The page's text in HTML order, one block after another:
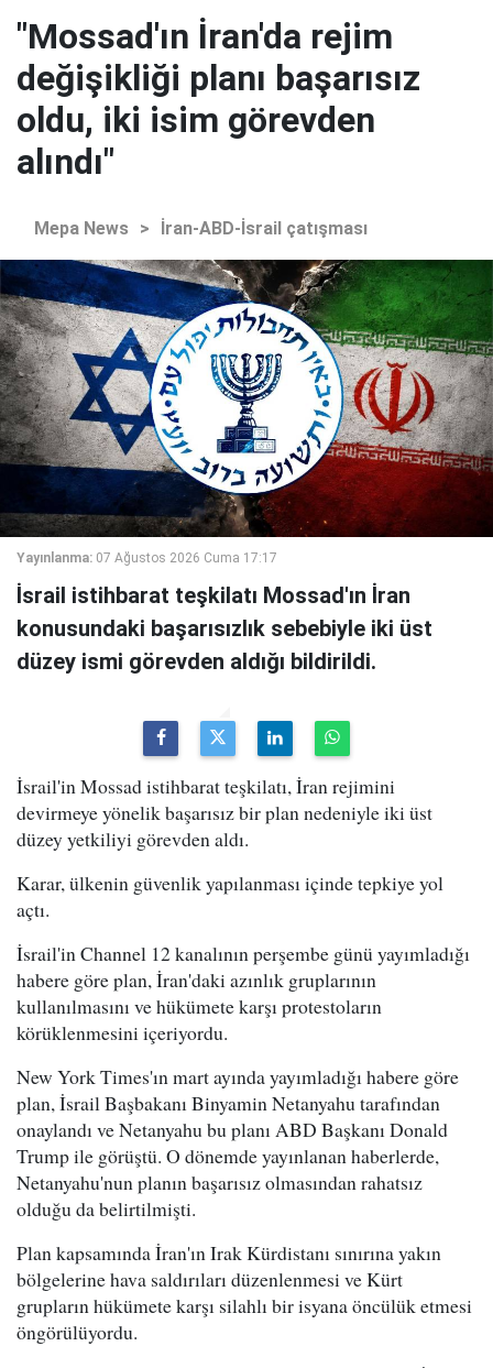
"Mossad'ın İran'da rejim
değişikliği planı başarısız
oldu, iki isim görevden
alındı"
Mepa News > İran-ABD-İsrail çatışması
Yayınlanma: 07 Ağustos 2026 Cuma 17:17
İsrail istihbarat teşkilatı Mossad'ın İran
konusundaki başarısızlık sebebiyle iki üst
düzey ismi görevden aldığı bildirildi.
İsrail'in Mossad istihbarat teşkilatı, İran rejimini
devirmeye yönelik başarısız bir plan nedeniyle iki üst
düzey yetkiliyi görevden aldı.
Karar, ülkenin güvenlik yapılanması içinde tepkiye yol
açtı.
İsrail'in Channel 12 kanalının perşembe günü yayımladığı
habere göre plan, İran'daki azınlık gruplarının
kullanılmasını ve hükümete karşı protestoların
körüklenmesini içeriyordu.
New York Times'ın mart ayında yayımladığı habere göre
plan, İsrail Başbakanı Binyamin Netanyahu tarafından
onaylandı ve Netanyahu bu planı ABD Başkanı Donald
Trump ile görüştü. O dönemde yayınlanan haberlerde,
Netanyahu'nun planın başarısız olmasından rahatsız
olduğu da belirtilmişti.
Plan kapsamında İran'ın Irak Kürdistanı sınırına yakın
bölgelerine hava saldırıları düzenlenmesi ve Kürt
grupların hükümete karşı silahlı bir isyana öncülük etmesi
öngörülüyordu.